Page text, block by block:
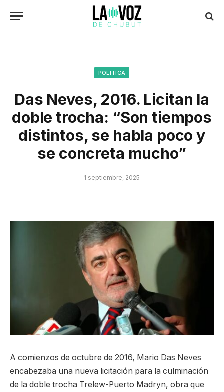
POLÍTICA
Das Neves, 2016. Licitan la
doble trocha: “Son tiempos
distintos, se habla poco y
se concreta mucho”
1 septiembre, 2025
A comienzos de octubre de 2016, Mario Das Neves
encabezaba una nueva licitación para la culminación
de la doble trocha Trelew-Puerto Madryn, obra que